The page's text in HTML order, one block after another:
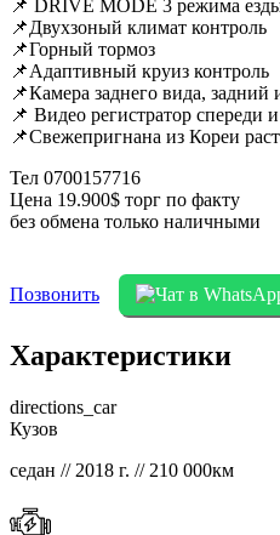
📌 DRIVE MODE 3 режима
📌Двухзоный климат контроль
📌Горный тормоз
📌Адаптивный круиз контроль
📌Камера заднего вида,
📌 Видео регистратор спереди
📌Свежепригнана из Кореи
Тел 0700157716
Цена 19.900$ торг по факту
без обмена только наличными
Позвонить
Характеристики
directions_car
Кузов
седан // 2018 г. // 210 000км